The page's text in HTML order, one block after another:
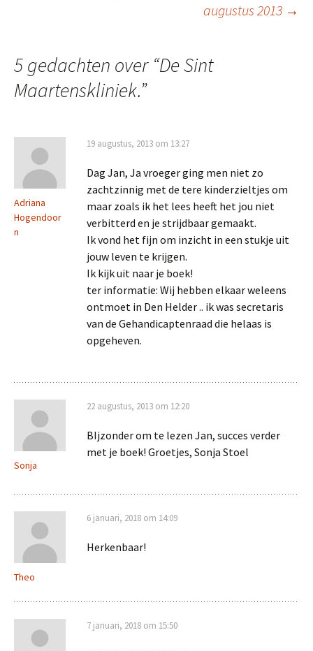
augustus 2013 →
5 gedachten over “De Sint
Maartenskliniek.”
Adriana
Hogendoor
n
19 augustus, 2013 om 13:27
Dag Jan, Ja vroeger ging men niet zo
zachtzinnig met de tere kinderzieltjes om
maar zoals ik het lees heeft het jou niet
verbitterd en je strijdbaar gemaakt.
Ik vond het fijn om inzicht in een stukje uit
jouw leven te krijgen.
Ik kijk uit naar je boek!
ter informatie: Wij hebben elkaar weleens
ontmoet in Den Helder .. ik was secretaris
van de Gehandicaptenraad die helaas is
opgeheven.
Sonja
22 augustus, 2013 om 12:20
BIjzonder om te lezen Jan, succes verder
met je boek! Groetjes, Sonja Stoel
Theo
6 januari, 2018 om 14:09
Herkenbaar!
7 januari, 2018 om 15:50